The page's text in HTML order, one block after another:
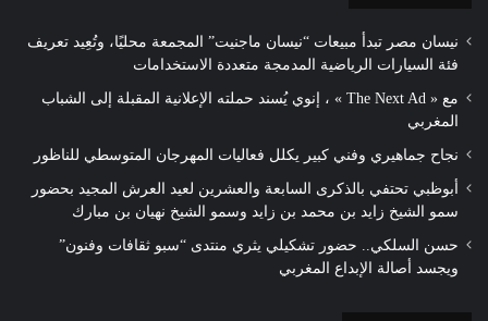
نيسان مصر تبدأ مبيعات “نيسان ماجنيت” المجمعة محليًا، وتُعِيد تعريف
فئة السيارات الرياضية المدمجة متعددة الاستخدامات
مع « The Next Ad » ، إنوي يُسند حملته الإعلانية المقبلة إلى الشباب
المغربي
نجاح جماهيري وفني كبير يكلل فعاليات المهرجان المتوسطي للناظور
أبوظبي تحتفي بالذكرى السابعة والعشرين لعيد العرش المجيد بحضور
سمو الشيخ زايد بن محمد بن زايد وسمو الشيخ نهيان بن مبارك
حسن السلكي.. حضور تشكيلي يثري منتدى “سبو ثقافات وفنون”
ويجسد أصالة الإبداع المغربي